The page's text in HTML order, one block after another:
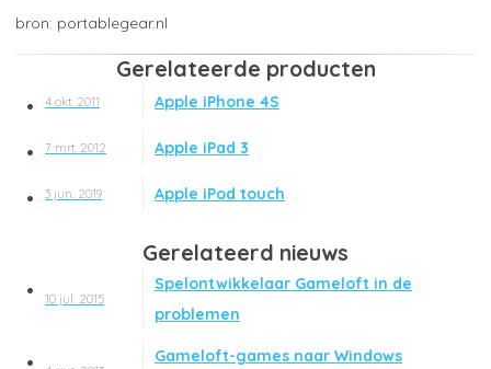
portablegear.nl
Gerelateerde producten
4 okt. 2011 Apple iPhone 4S
7 mrt. 2012 Apple iPad 3
3 jun. 2019 Apple iPod touch
Gerelateerd nieuws
10 jul. 2015
Spelontwikkelaar Gameloft in de
problemen
Gameloft-games naar Windows